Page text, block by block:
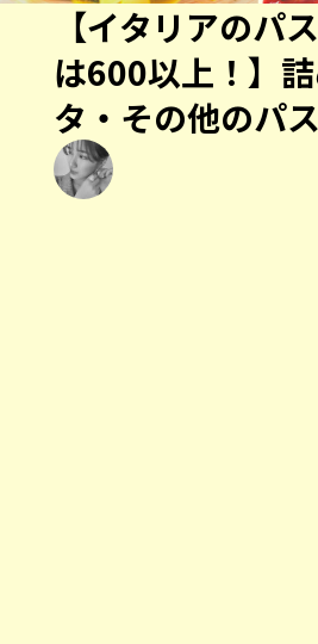
【イタリアのパ
は600以上！】
タ・その他のパ